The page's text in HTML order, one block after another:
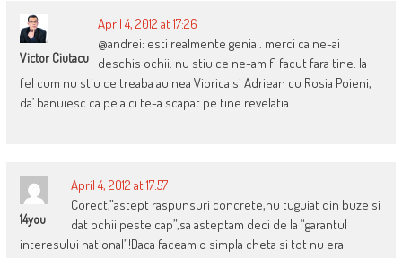
Victor Ciutacu
April 4, 2012 at 17:26
@andrei: esti realmente genial. merci ca ne-ai
deschis ochii. nu stiu ce ne-am fi facut fara tine. la
fel cum nu stiu ce treaba au nea Viorica si Adriean cu Rosia Poieni,
da’ banuiesc ca pe aici te-a scapat pe tine revelatia.
14you
April 4, 2012 at 17:57
Corect,”astept raspunsuri concrete,nu tuguiat din buze si
dat ochii peste cap”,sa asteptam deci de la “garantul
interesului national”!Daca faceam o simpla cheta si tot nu era